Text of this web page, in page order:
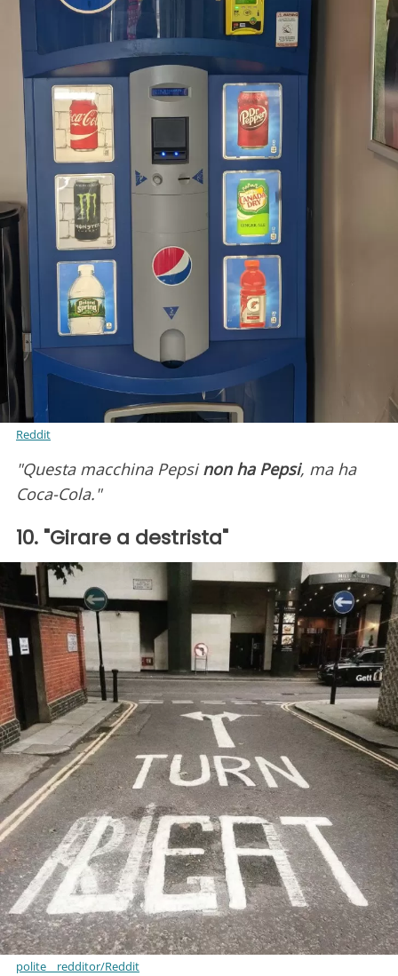
Reddit
"Questa macchina Pepsinon ha Pepsi, ma ha
Coca-Cola."
10. "Girare a destrista"
polite__redditor/Reddit